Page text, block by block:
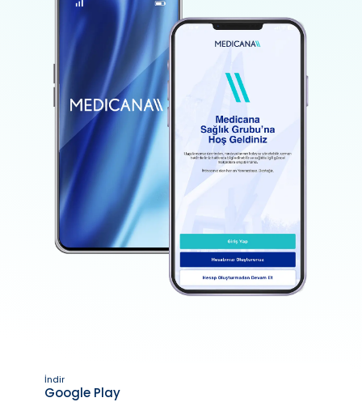
İndir
Google Play